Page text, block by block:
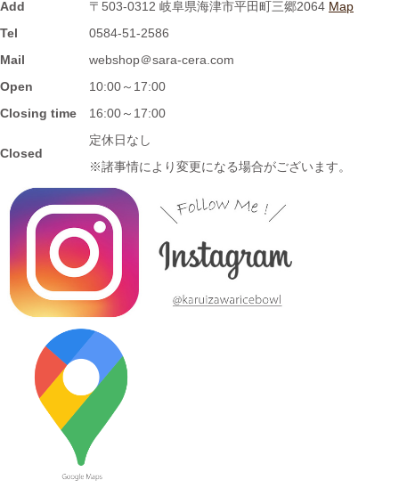
焼のご飯茶碗
2023/7/28
≪再入荷≫窯出し入荷しました♪松助窯 ストレートミニマグカッ
プ ピンクウェーブ釉
≪おすすめ≫暑さに負けない
窯 がっつり小丼
2023/7/13
≪新着商品≫ しのぎのアイテム入荷しました♪オーバルサラダト
レー
2023/7/6
≪新着商品≫ 波佐見焼♪かわいい小鉢入荷しました✿
2023/6/22
Add 〒503-0312 岐阜県海津市平田町三郷2064 Map
Tel
0584-51-2586
Mail
webshop＠sara-cera.com
Open
10:00～17:00
Closing time
16:00～17:00
Closed
定休日なし
※諸事情により変更になる場合がございます。